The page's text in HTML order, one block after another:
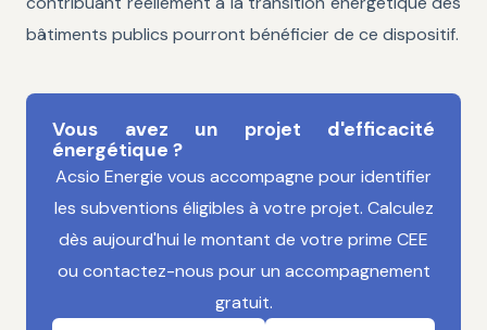
bâtiments publics pourront bénéficier de ce dispositif.
Vous avez un projet d'efficacité
énergétique ?
Acsio Energie vous accompagne pour identifier
les subventions éligibles à votre projet. Calculez
dès aujourd'hui le montant de votre prime CEE
ou contactez-nous pour un accompagnement
gratuit.